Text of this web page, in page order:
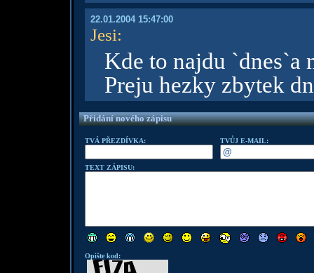
22.01.2004 15:47:00
Jesi:
Kde to najdu `dnes`a
Preju hezky zbytek
Přidání nového zápisu
TVÁ PŘEZDÍVKA: TVŮJ E-MAIL:
TEXT ZÁPISU:
Opište kod: